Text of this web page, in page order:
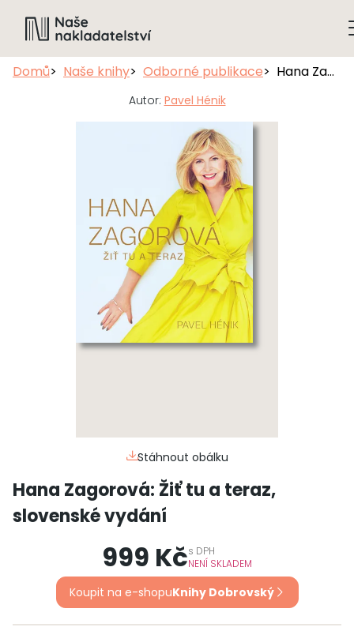
Domů Naše knihy Odborné publikace Hana Zagorová: Žiť tu a teraz, slovenské vydání
Autor: Pavel Hénik
Stáhnout obálku
Hana Zagorová: Žiť tu a teraz,
slovenské vydání
999 Kčs DPH
NENÍ SKLADEM
Koupit na e-shopuKnihy Dobrovský